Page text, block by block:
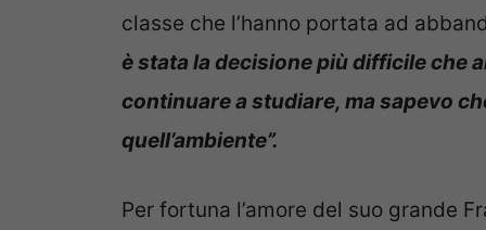
classe che l’hanno portata ad
è stata la decisione più difficile che
continuare a studiare, ma sapevo
quell’ambiente”.
Per fortuna l’amore del suo grande